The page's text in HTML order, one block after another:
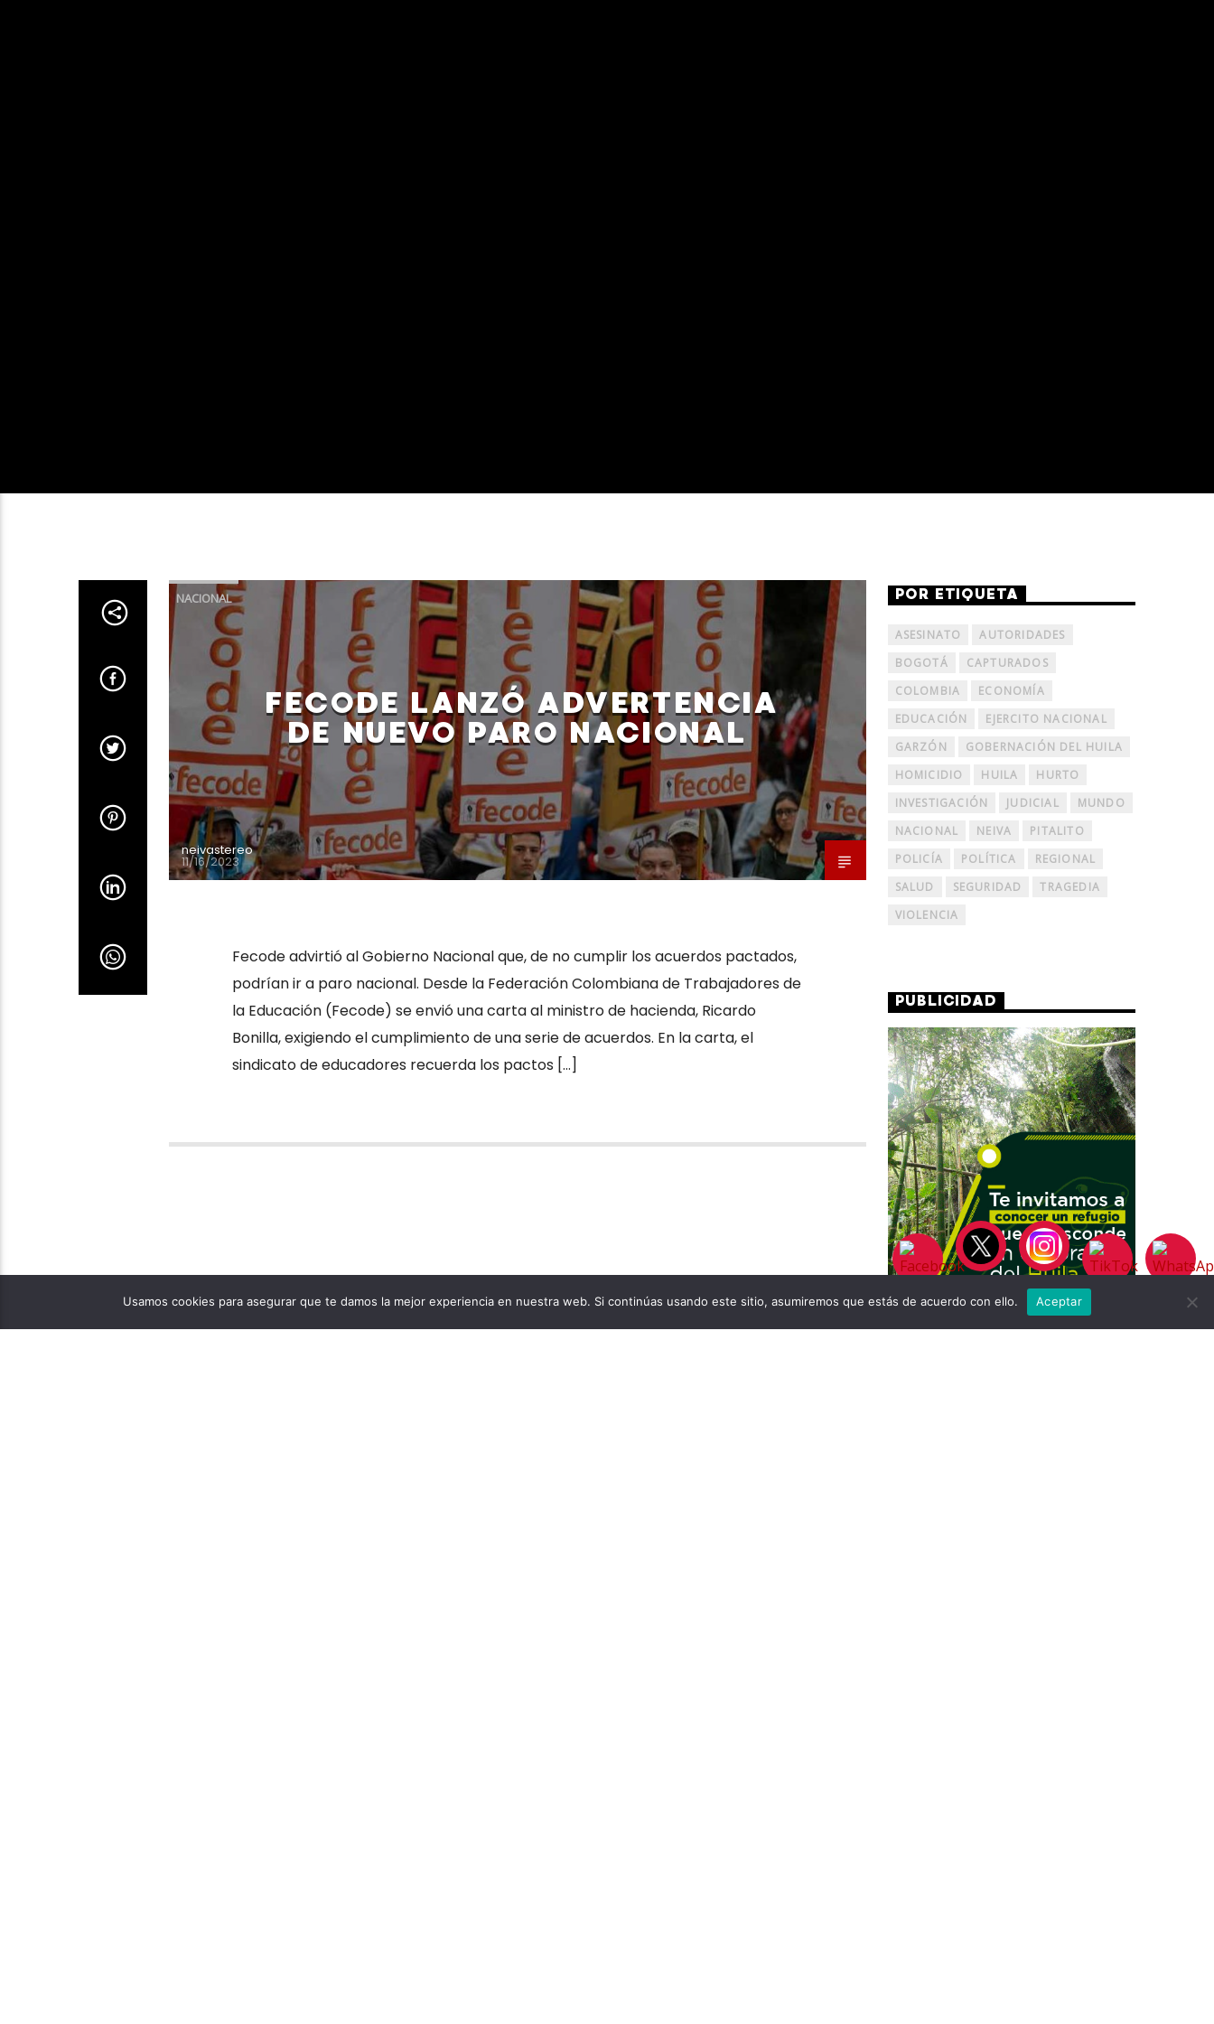
NACIONAL
FECODE LANZÓ ADVERTENCIA
DE NUEVO PARO NACIONAL
neivastereo
11/16/2023
Fecode advirtió al Gobierno Nacional que, de no cumplir los acuerdos pactados,
podrían ir a paro nacional. Desde la Federación Colombiana de Trabajadores de
la Educación (Fecode) se envió una carta al ministro de hacienda, Ricardo
Bonilla, exigiendo el cumplimiento de una serie de acuerdos. En la carta, el
sindicato de educadores recuerda los pactos […]
POR ETIQUETA
ASESINATO
AUTORIDADES
BOGOTÁ
CAPTURADOS
COLOMBIA
ECONOMÍA
EDUCACIÓN
EJERCITO NACIONAL
GARZÓN
GOBERNACIÓN DEL HUILA
HOMICIDIO
HUILA
HURTO
INVESTIGACIÓN
JUDICIAL
MUNDO
NACIONAL
NEIVA
PITALITO
POLICÍA
POLÍTICA
REGIONAL
SALUD
SEGURIDAD
TRAGEDIA
VIOLENCIA
PUBLICIDAD
Usamos cookies para asegurar que te damos la mejor experiencia en nuestra web. Si continúas usando este sitio, asumiremos que estás de acuerdo con ello. Aceptar